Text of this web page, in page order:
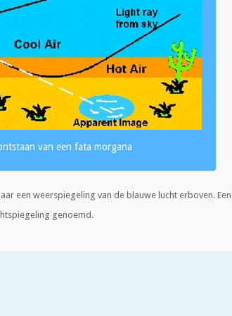
van een fata morgana
een weerspiegeling van de blauwe lucht erboven.
genoemd.